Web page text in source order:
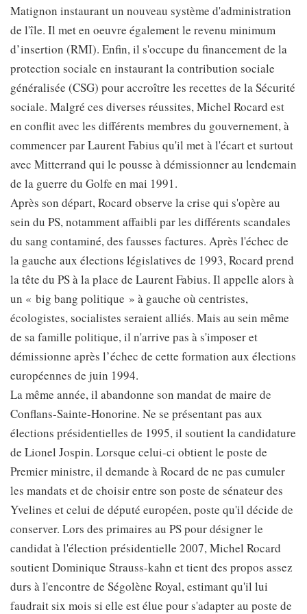
Matignon instaurant un nouveau système d'administration
de l'île. Il met en oeuvre également le revenu minimum
d’insertion (RMI). Enfin, il s'occupe du financement de la
protection sociale en instaurant la contribution sociale
généralisée (CSG) pour accroître les recettes de la Sécurité
sociale. Malgré ces diverses réussites, Michel Rocard est
en conflit avec les différents membres du gouvernement, à
commencer par Laurent Fabius qu'il met à l'écart et surtout
avec Mitterrand qui le pousse à démissionner au lendemain
de la guerre du Golfe en mai 1991.
Après son départ, Rocard observe la crise qui s'opère au
sein du PS, notamment affaibli par les différents scandales
du sang contaminé, des fausses factures. Après l'échec de
la gauche aux élections législatives de 1993, Rocard prend
la tête du PS à la place de Laurent Fabius. Il appelle alors à
un « big bang politique » à gauche où centristes,
écologistes, socialistes seraient alliés. Mais au sein même
de sa famille politique, il n'arrive pas à s'imposer et
démissionne après l’échec de cette formation aux élections
européennes de juin 1994.
La même année, il abandonne son mandat de maire de
Conflans-Sainte-Honorine. Ne se présentant pas aux
élections présidentielles de 1995, il soutient la candidature
de Lionel Jospin. Lorsque celui-ci obtient le poste de
Premier ministre, il demande à Rocard de ne pas cumuler
les mandats et de choisir entre son poste de sénateur des
Yvelines et celui de député européen, poste qu'il décide de
conserver. Lors des primaires au PS pour désigner le
candidat à l'élection présidentielle 2007, Michel Rocard
soutient Dominique Strauss-kahn et tient des propos assez
durs à l'encontre de Ségolène Royal, estimant qu'il lui
faudrait six mois si elle est élue pour s'adapter au poste de